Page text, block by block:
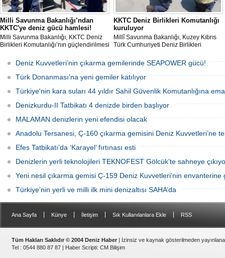
Milli Savunma Bakanlığı’ndan
KKTC'ye deniz gücü hamlesi!
Milli Savunma Bakanlığı, KKTC Deniz
Birlikleri Komutanlığı’nın güçlendirilmesi
Kuvvetleri'ne ait savaş gemilerinde
eğitim aldığını açıkladı.
KKTC Deniz Birlikleri Komutanlığı
kuruluyor
Millî Savunma Bakanlığı, Kuzey Kıbrıs
Türk Cumhuriyeti Deniz Birlikleri
kapasitesinin artırılması kapsamında
Güvenlik Kuvvetleri Komutanlığı
personeline liman ve seyir/gemicilik
eğitimleri verildiğini açıkladı
Deniz Kuvvetleri’nin çıkarma gemilerinde SEAPOWER gücü!
Türk Donanması'na yeni gemiler katılıyor
Türkiye'nin kara suları 44 yıldır Sahil Güvenlik Komutanlığına
Denizkurdu-II Tatbikatı 4 denizde birden başlıyor
MALAMAN denizlerin yeni efendisi olacak
Anadolu Tersanesi, Ç-160 çıkarma gemisini Deniz Kuvvetleri’ne
Efes Tatbikatı’da ‘Karayel’ fırtınası esti
Denizlerin yerli teknolojileri TEKNOFEST Gölcük’te sahneye
Yeni nesil çıkarma gemisi Ç-159 Deniz Kuvvetleri'nin envanterine
Türkiye’nin yerli ve milli ilk mini denizaltısı SAHA’da
Ana Sayfa Künye İletişim Sık Kullanılanlara Ekle RSS
Tüm Hakları Saklıdır © 2004 Deniz Haber | İzinsiz ve kaynak gösterilmeden
Tel : 0544 880 87 87 | Haber Scripti: CM Bilişim